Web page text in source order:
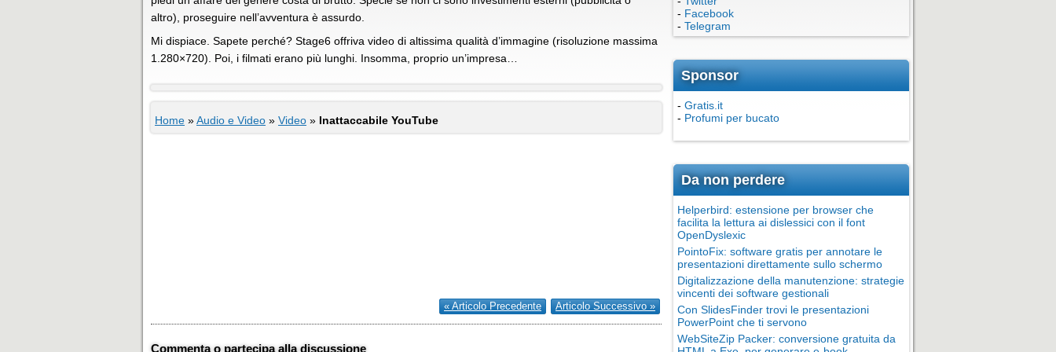
altro), proseguire nell’avventura è assurdo.
Mi dispiace. Sapete perché? Stage6 offriva video di altissima qualità d’immagine (risoluzione massima
1.280×720). Poi, i filmati erano più lunghi. Insomma, proprio un’impresa…
Home »Audio e Video » Video » Inattaccabile YouTube
« Articolo Precedente Articolo Successivo »
Commenta o partecipa alla discussione
- Facebook
- Telegram
Sponsor
- Gratis.it
- Profumi per bucato
Da non perdere
Helperbird: estensione per browser che
facilita la lettura ai dislessici con il font
OpenDyslexic
PointoFix: software gratis per annotare le
presentazioni direttamente sullo schermo
Digitalizzazione della manutenzione: strategie
vincenti dei software gestionali
Con SlidesFinder trovi le presentazioni
PowerPoint che ti servono
WebSiteZip Packer: conversione gratuita da